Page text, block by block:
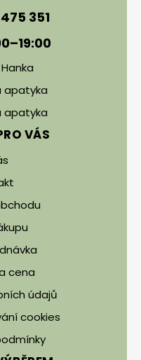
351
apatyka
apatyka
VÁS
cena
údajů
cookies